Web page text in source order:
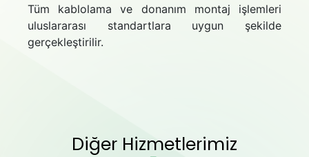
Tüm kablolama ve donanım montaj işlemleri
uluslararası standartlara uygun şekilde
gerçekleştirilir.
Diğer Hizmetlerimiz